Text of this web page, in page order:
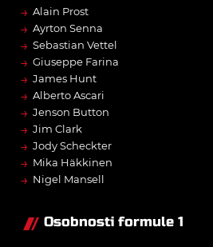
→ Alain Prost
→ Ayrton Senna
→ Sebastian Vettel
→ Giuseppe Farina
→ James Hunt
→ Alberto Ascari
→ Jenson Button
→ Jim Clark
→ Jody Scheckter
→ Mika Häkkinen
→ Nigel Mansell
Osobnosti formule 1